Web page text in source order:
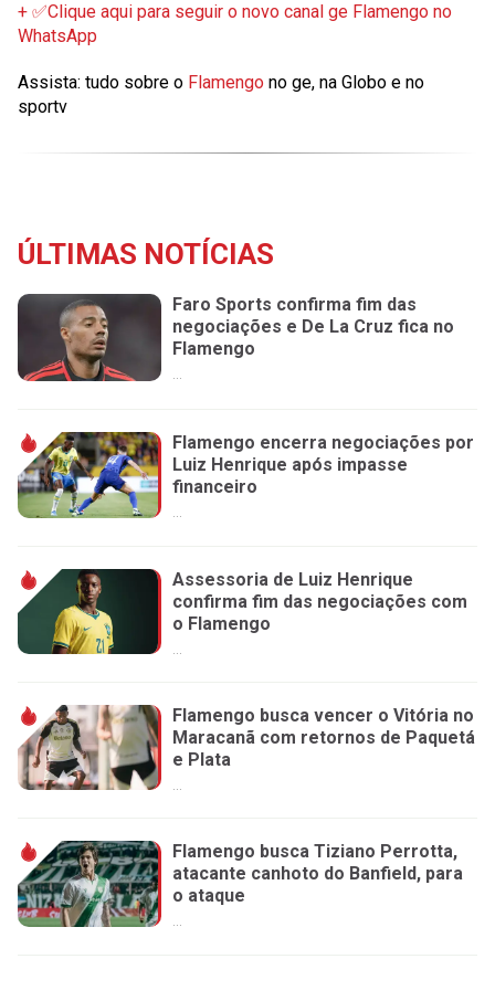
+ ✅Clique aqui para seguir o novo canal ge Flamengo no
WhatsApp
Assista: tudo sobre o Flamengo no ge, na Globo e no
sportv
ÚLTIMAS NOTÍCIAS
Faro Sports confirma fim das
negociações e De La Cruz fica no
Flamengo
...
Flamengo encerra negociações por
Luiz Henrique após impasse
financeiro
...
Assessoria de Luiz Henrique
confirma fim das negociações com
o Flamengo
Flamengo busca vencer o Vitória no
Maracanã com retornos de Paquetá
e Plata
...
Flamengo busca Tiziano Perrotta,
atacante canhoto do Banfield, para
o ataque
...